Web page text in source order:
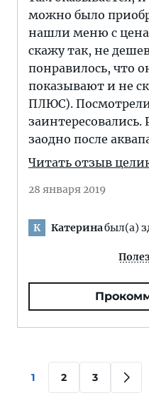
можно было
нашли меню с
скажу так, не
понравилось, что
показывают и не
ПЛЮС).
заодно после
Читать отзыв
28 января 2019
К Катеринабыл(а)
1 2 3